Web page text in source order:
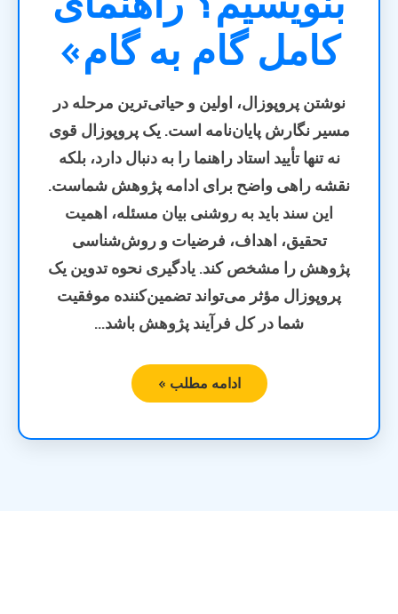
کامل گام به گام»
نوشتن پروپوزال، اولین و حیاتی‌ترین مرحله در
مسیر نگارش پایان‌نامه است. یک پروپوزال قوی
نه تنها تأیید استاد راهنما را به دنبال دارد، بلکه
نقشه راهی واضح برای ادامه پژوهش شماست.
این سند باید به روشنی بیان مسئله، اهمیت
تحقیق، اهداف، فرضیات و روش‌شناسی
پژوهش را مشخص کند. یادگیری نحوه تدوین یک
پروپوزال مؤثر می‌تواند تضمین‌کننده موفقیت
شما در کل فرآیند پژوهش باشد...
ادامه مطلب »